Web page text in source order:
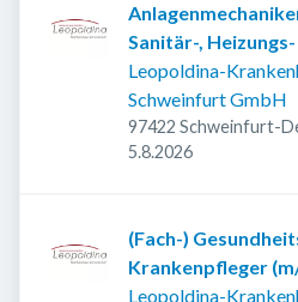
Sanitär-,
Leopoldina-
Schweinfurt GmbH
97422 Schweinfurt-
Deutschland
Veröffentlicht
5.8.2026
(Fach-)
Krankenpfleger
Leopoldina-